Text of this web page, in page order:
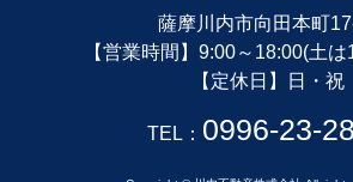
薩摩川内市向田本町
【営業時間】9:00～18:00(土は
【定休日】日・祝
TEL： 0996-23-